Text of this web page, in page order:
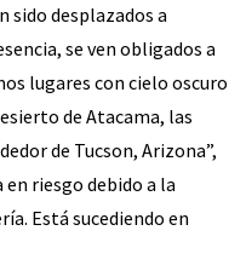
sido desplazados a
se ven obligados a
lugares con cielo oscuro
de Atacama, las
de Tucson, Arizona”,
riesgo debido a la
Está sucediendo en